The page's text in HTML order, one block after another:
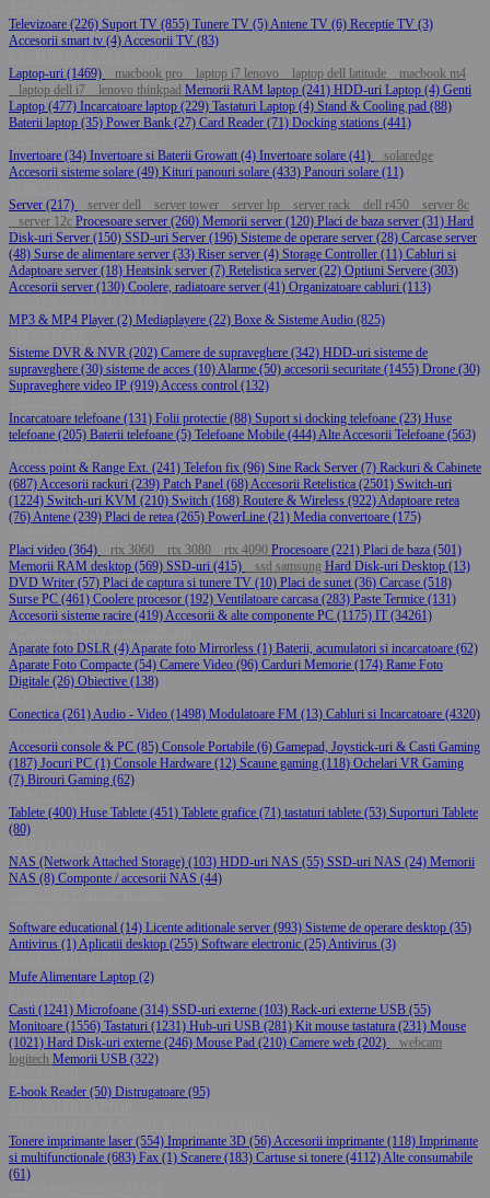
Televizoare (226) Suport TV (855) Tunere TV (5)Antene TV (6) Receptie TV (3)
Accesorii smart tv (4)Accesorii TV (83)
Laptop-uri (1469)
macbook pro laptop i7 lenovo laptop dell latitude
macbook m4
laptop dell i7
lenovo thinkpad Memorii RAM laptop (241) HDD-uri Laptop (4) Genti
Laptop (477) Incarcatoare laptop (229) Tastaturi Laptop (4) Stand & Cooling pad (88)
Baterii laptop (35) Power Bank (27) Card Reader (71) Docking stations (441)
Invertoare (34) Invertoare si Baterii Growatt (4) Invertoare solare (41)
solaredge
Accesorii sisteme solare (49) Kituri panouri solare (433) Panouri solare (11)
Server (217)
server dell server tower server hp server rack dell r450
server 8c
server 12c Procesoare server (260) Memorii server (120) Placi de baza server (31) Hard
Disk-uri Server (150) SSD-uri Server (196) Sisteme de operare server (28) Carcase server
(48) Surse de alimentare server (33) Riser server (4) Storage Controller (11) Cabluri si
Adaptoare server (18) Heatsink server (7) Retelistica server (22) Optiuni Servere (303)
Accesorii server (130) Coolere, radiatoare server (41) Organizatoare cabluri (113)
MP3 & MP4 Player (2) Mediaplayere (22) Boxe & Sisteme Audio (825)
Sisteme DVR & NVR (202) Camere de supraveghere (342) HDD-uri sisteme de
supraveghere (30) sisteme de acces (10)Alarme (50) accesorii securitate (1455) Drone (30)
Supraveghere video IP (919)Access control (132)
Incarcatoare telefoane (131) Folii protectie (88) Suport si docking telefoane (23) Huse
telefoane (205) Baterii telefoane (5) Telefoane Mobile (444)Alte Accesorii Telefoane (563)
Access point & Range Ext. (241) Telefon fix (96) Sine Rack Server (7) Rackuri & Cabinete
(687)Accesorii rackuri (239) Patch Panel (68)Accesorii Retelistica (2501) Switch-uri
(1224) Switch-uri KVM (210) Switch (168) Routere & Wireless (922)Adaptoare retea
(76)Antene (239) Placi de retea (265) PowerLine (21) Media convertoare (175)
Placi video (364)
rtx 3060 rtx 3080 rtx 4090 Procesoare (221) Placi de baza (501)
Memorii RAM desktop (569) SSD-uri (415) ssd samsung Hard Disk-uri Desktop (13)
DVD Writer (57) Placi de captura si tunere TV (10) Placi de sunet (36) Carcase (518)
Surse PC (461) Coolere procesor (192) Ventilatoare carcasa (283) Paste Termice (131)
Accesorii sisteme racire (419)Accesorii & alte componente PC (1175) IT (34261)
Aparate foto DSLR (4)Aparate foto Mirrorless (1) Baterii, acumulatori si incarcatoare (62)
Aparate Foto Compacte (54) Camere Video (96) Carduri Memorie (174) Rame Foto
Digitale (26) Obiective (138)
Conectica (261)Audio - Video (1498) Modulatoare FM (13) Cabluri si Incarcatoare (4320)
Accesorii console & PC (85) Console Portabile (6) Gamepad, Joystick-uri & Casti Gaming
(187) Jocuri PC (1) Console Hardware (12) Scaune gaming (118) Ochelari VR Gaming
(7) Birouri Gaming (62)
Tablete (400) Huse Tablete (451) Tablete grafice (71) tastaturi tablete (53) Suporturi Tablete
(80)
NAS (Network Attached Storage) (103) HDD-uri NAS (55) SSD-uri NAS (24) Memorii
NAS (8) Componte / accesorii NAS (44)
Software educational (14) Licente aditionale server (993) Sisteme de operare desktop (35)
Antivirus (1)Aplicatii desktop (255) Software electronic (25)Antivirus (3)
Mufe Alimentare Laptop (2)
Casti (1241) Microfoane (314) SSD-uri externe (103) Rack-uri externe USB (55)
Monitoare (1556) Tastaturi (1231) Hub-uri USB (281) Kit mouse tastatura (231) Mouse
(1021) Hard Disk-uri externe (246) Mouse Pad (210) Camere web (202)
webcam
logitech Memorii USB (322)
E-book Reader (50) Distrugatoare (95)
Tonere imprimante laser (554) Imprimante 3D (56)Accesorii imprimante (118) Imprimante
si multifunctionale (683) Fax (1) Scanere (183) Cartuse si tonere (4112)Alte consumabile
(61)